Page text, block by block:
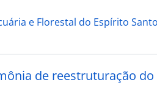
e Florestal do Espírito Santo
de reestruturação do